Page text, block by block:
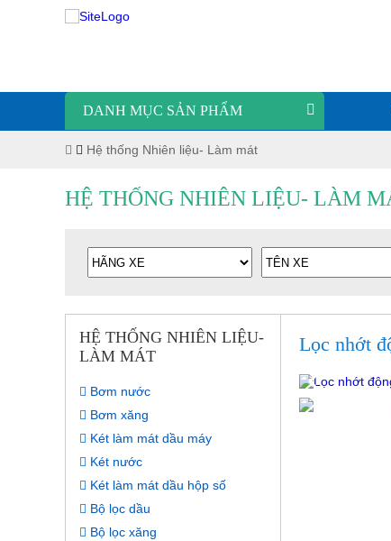
DANH MỤC SẢN PHẨM
Hệ thống Nhiên liệu- Làm mát
HỆ THỐNG NHIÊN LIỆU- LÀM
HỆ THỐNG NHIÊN LIỆU-
LÀM MÁT
Bơm nước
Bơm xăng
Két làm mát dầu máy
Két nước
Két làm mát dầu hộp số
Bộ lọc dầu
Bộ lọc xăng
Lọc nhớt